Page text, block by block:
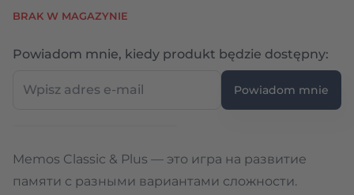
BRAK W MAGAZYNIE
Powiadom mnie, kiedy produkt będzie dostępny:
Powiadom mnie
Memos Classic & Plus — это игра на развитие
памяти с разными вариантами сложности.